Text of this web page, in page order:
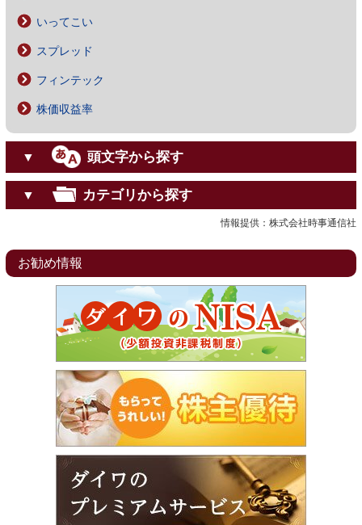
いってこい
スプレッド
フィンテック
株価収益率
▼ 頭文字から探す
▼ カテゴリから探す
情報提供：株式会社時事通信社
お勧め情報